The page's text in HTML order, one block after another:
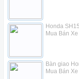
Honda
Mua Bán
Bàn giao
Mua Bán